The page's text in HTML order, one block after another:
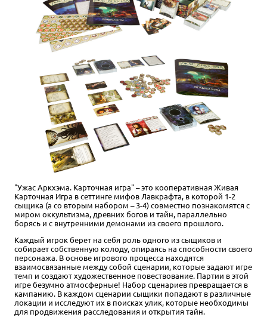
"Ужас Аркхэма. Карточная игра" – это кооперативная Живая
Карточная Игра в сеттинге мифов Лавкрафта, в которой 1-2
сыщика (а со вторым набором – 3-4) совместно познакомятся с
миром оккультизма, древних богов и тайн, параллельно
борясь и с внутренними демонами из своего прошлого.
Каждый игрок берет на себя роль одного из сыщиков и
собирает собственную колоду, опираясь на способности своего
персонажа. В основе игрового процесса находятся
взаимосвязанные между собой сценарии, которые задают игре
темп и создают художественное повествование. Партии в этой
игре безумно атмосферные! Набор сценариев превращается в
кампанию. В каждом сценарии сыщики попадают в различные
локации и исследуют их в поисках улик, которые необходимы
для продвижения расследования и открытия тайн.